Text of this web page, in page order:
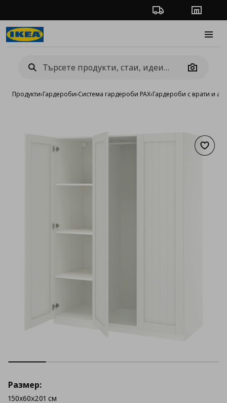
Проследяване на
Camera
Продукти›Гардероби›Система гардероби PAX›Гардероби с врати и
Размер:
150x60x201 см